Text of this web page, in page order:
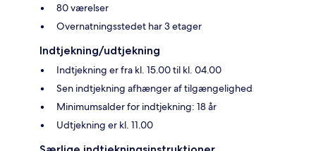
80 værelser
Overnatningsstedet har 3 etager
Indtjekning/udtjekning
Indtjekning er fra kl. 15.00 til kl. 04.00
Sen indtjekning afhænger af tilgængelighed
Minimumsalder for indtjekning: 18 år
Udtjekning er kl. 11.00